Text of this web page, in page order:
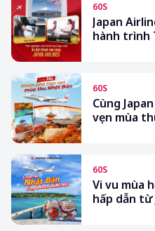
60S
Japan
hành trình
60S
Cùng
vẹn mùa
60S
Vi vu mùa
hấp dẫn từ